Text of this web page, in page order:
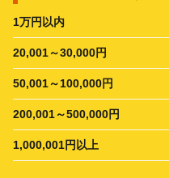
1万円以内
20,001～30,000円
50,001～100,000円
200,001～500,000円
1,000,001円以上